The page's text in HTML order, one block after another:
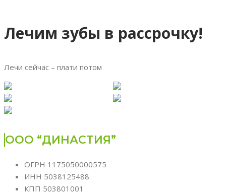
Лечим зубы в рассрочку!
Лечи сейчас – плати потом
ООО “ДИНАСТИЯ”
ОГРН 1175050000575
ИНН 5038125488
КПП 503801001